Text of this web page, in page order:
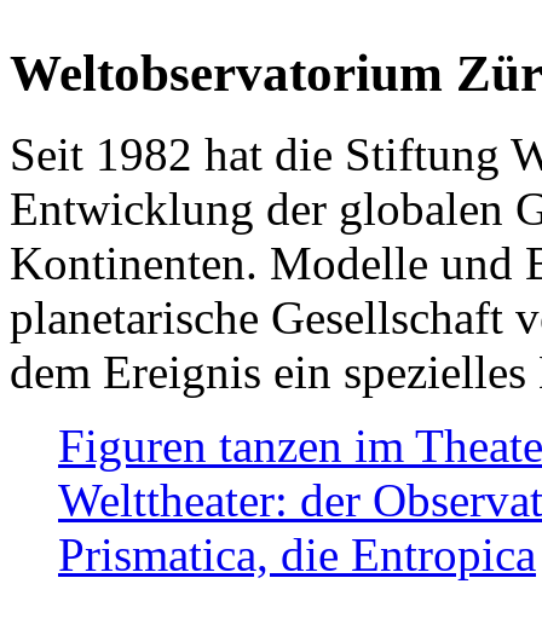
Weltobservatorium
Seit 1982 hat die Stiftung
Entwicklung der globalen
Kontinenten. Modelle und
planetarische Gesellschaft
dem Ereignis ein
Figuren tanzen im
Welttheater: der
Prismatica, die Entropica